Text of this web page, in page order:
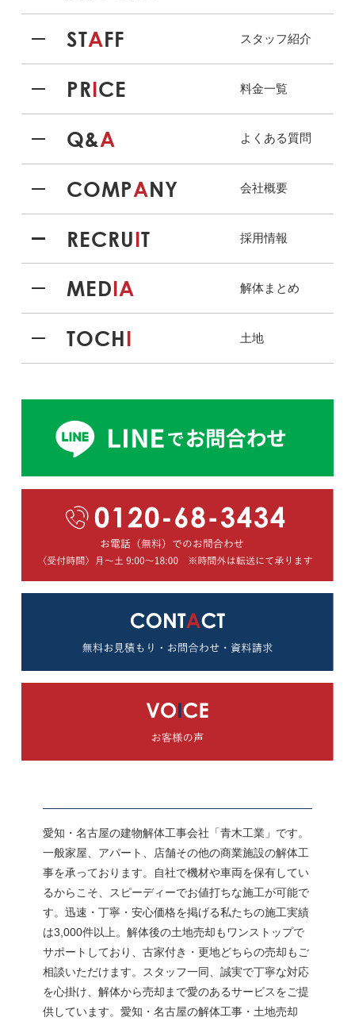
STAFF スタッフ紹介
PRICE 料金一覧
Q&A よくある質問
COMPANY 会社概要
RECRUIT 採用情報
MEDIA 解体まとめ
TOCHI 土地
愛知・名古屋の建物解体工事会社「青木工業」です。
一般家屋、アパート、店舗その他の商業施設の解体工
事を承っております。自社で機材や車両を保有してい
るからこそ、スピーディーでお値打ちな施工が可能で
す。迅速・丁寧・安心価格を掲げる私たちの施工実績
は3,000件以上。解体後の土地売却もワンストップで
サポートしており、古家付き・更地どちらの売却もご
相談いただけます。スタッフ一同、誠実で丁寧な対応
を心掛け、解体から売却まで愛のあるサービスをご提
供しています。愛知・名古屋の解体工事・土地売却